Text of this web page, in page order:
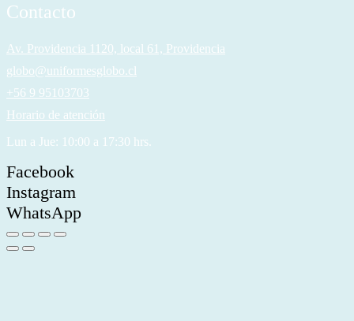
Contacto
Av. Providencia 1120, local 61, Providencia
globo@uniformesglobo.cl
+56 9 95103703
Horario de atención
Lun a Jue: 10:00 a 17:30 hrs.
Facebook
Instagram
WhatsApp